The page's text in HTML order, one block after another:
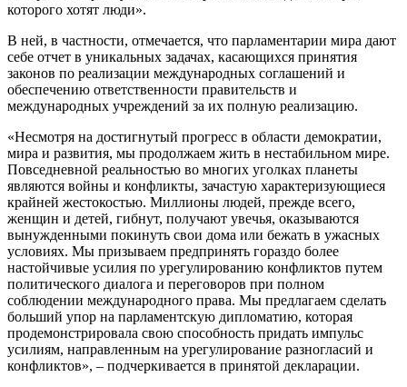
которого хотят люди».
В ней, в частности, отмечается, что парламентарии мира дают
себе отчет в уникальных задачах, касающихся принятия
законов по реализации международных соглашений и
обеспечению ответственности правительств и
международных учреждений за их полную реализацию.
«Несмотря на достигнутый прогресс в области демократии,
мира и развития, мы продолжаем жить в нестабильном мире.
Повседневной реальностью во многих уголках планеты
являются войны и конфликты, зачастую характеризующиеся
крайней жестокостью. Миллионы людей, прежде всего,
женщин и детей, гибнут, получают увечья, оказываются
вынужденными покинуть свои дома или бежать в ужасных
условиях. Мы призываем предпринять гораздо более
настойчивые усилия по урегулированию конфликтов путем
политического диалога и переговоров при полном
соблюдении международного права. Мы предлагаем сделать
больший упор на парламентскую дипломатию, которая
продемонстрировала свою способность придать импульс
усилиям, направленным на урегулирование разногласий и
конфликтов», – подчеркивается в принятой декларации.